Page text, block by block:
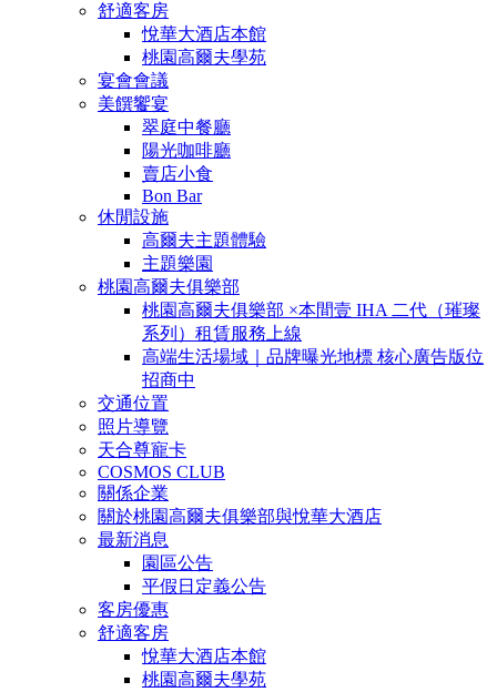
舒適客房
悅華大酒店本館
桃園高爾夫學苑
宴會會議
美饌饗宴
翠庭中餐廳
陽光咖啡廳
賣店小食
Bon Bar
休閒設施
高爾夫主題體驗
主題樂園
桃園高爾夫俱樂部
桃園高爾夫俱樂部 ×本間壹 IHA 二代（璀璨
系列）租賃服務上線
高端生活場域｜品牌曝光地標 核心廣告版位
招商中
交通位置
照片導覽
天合尊寵卡
COSMOS CLUB
關係企業
關於桃園高爾夫俱樂部與悅華大酒店
最新消息
園區公告
平假日定義公告
客房優惠
舒適客房
悅華大酒店本館
桃園高爾夫學苑